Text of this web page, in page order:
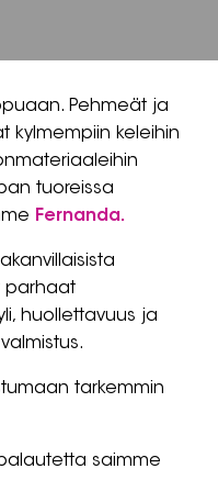
Pehmeät ja
kylmempiin keleihin
tuoreissa
Fernanda.
parhaat
huollettavuus ja
tarkemmin
saimme